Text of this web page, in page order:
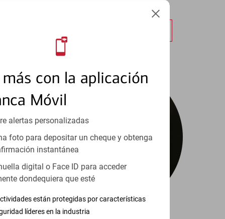
con la aplicación
Móvil
alertas personalizadas
foto para depositar un cheque y obtenga
instantánea
digital o Face ID para acceder
dondequiera que esté
están protegidas por características
líderes en la industria